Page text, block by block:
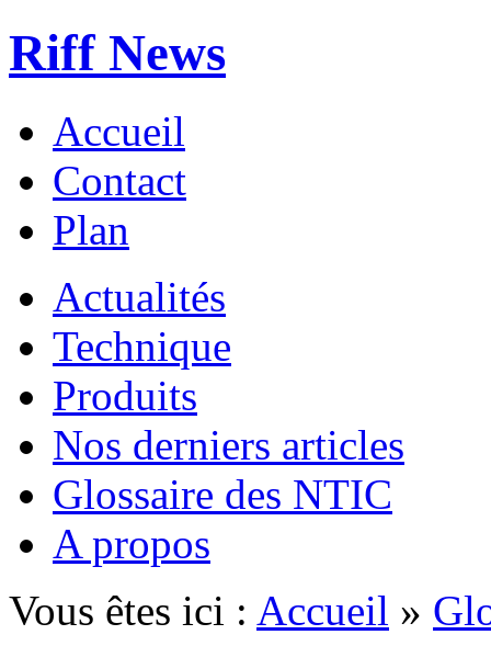
Riff News
Accueil
Contact
Plan
Actualités
Technique
Produits
Nos derniers articles
Glossaire des NTIC
A propos
Vous êtes ici : Accueil »